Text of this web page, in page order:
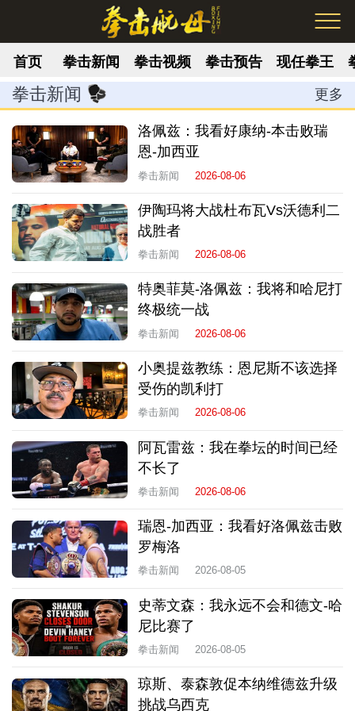
首页 拳击新闻 拳击视频 拳击预告 现任拳王
更多
拳击新闻
洛佩兹：我看好康纳-本击败瑞
恩-加西亚
拳击新闻 2026-08-06
伊陶玛将大战杜布瓦Vs沃德利二
战胜者
拳击新闻 2026-08-06
特奥菲莫-洛佩兹：我将和哈尼打
终极统一战
拳击新闻 2026-08-06
小奥提兹教练：恩尼斯不该选择
受伤的凯利打
拳击新闻 2026-08-06
阿瓦雷兹：我在拳坛的时间已经
不长了
拳击新闻 2026-08-06
瑞恩-加西亚：我看好洛佩兹击败
罗梅洛
拳击新闻 2026-08-05
史蒂文森：我永远不会和德文-哈
尼比赛了
拳击新闻 2026-08-05
琼斯、泰森敦促本纳维德兹升级
挑战乌西克